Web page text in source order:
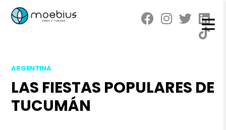
ARGENTINA
LAS FIESTAS POPULARES DE
TUCUMÁN